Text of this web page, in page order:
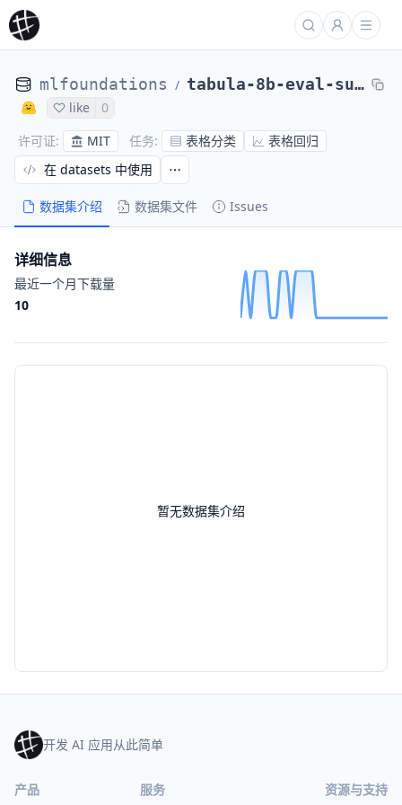
mlfoundations / tabula-8b-eval-suite
like
0
许可证: MIT 任务: 表格分类 表格回归
数据集介绍 数据集文件 Issues
在 datasets 中使用
暂无数据集介绍
详细信息
最近一个月下载量
10
开发 AI 应用从此简单
产品 服务 资源与支持